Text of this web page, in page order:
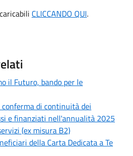
CLICCANDO QUI.
il Futuro, bando per le
di continuità dei
e finanziati nell'annualità 2025
(ex misura B2)
della Carta Dedicata a Te